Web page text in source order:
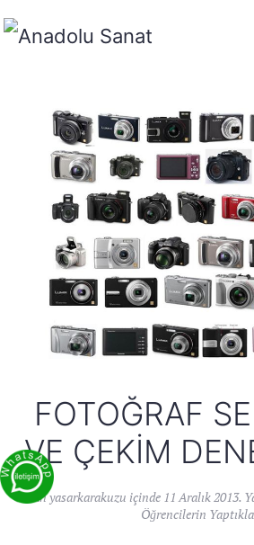
FOTOĞRAF
VE ÇEKIM
Yazanyasarkarakuzu içinde 11 Aralık 2013.
Öğrencilerin